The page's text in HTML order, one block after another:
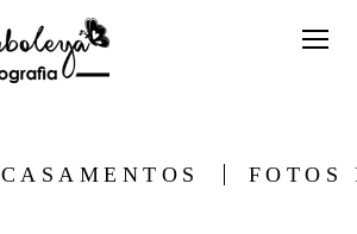
CASAMENTOS FOTOS